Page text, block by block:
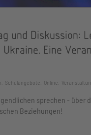
und Diskussion:
Ukraine. Eine
Schulangebote, Online,
sprechen - über
Beziehungen!